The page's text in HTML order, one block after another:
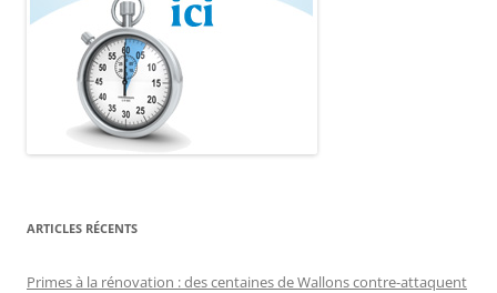
ARTICLES RÉCENTS
Primes à la rénovation : des centaines de Wallons contre-attaquent